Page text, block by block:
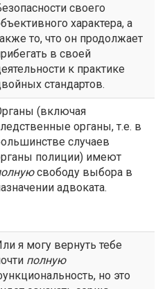
своего
характера, а
то, что он продолжает
в своей
к практике
стандартов.
(включая
органы, т.е. в
случаев
полиции) имеют
свободу выбора в
адвоката.
я могу вернуть тебе
полную
но это